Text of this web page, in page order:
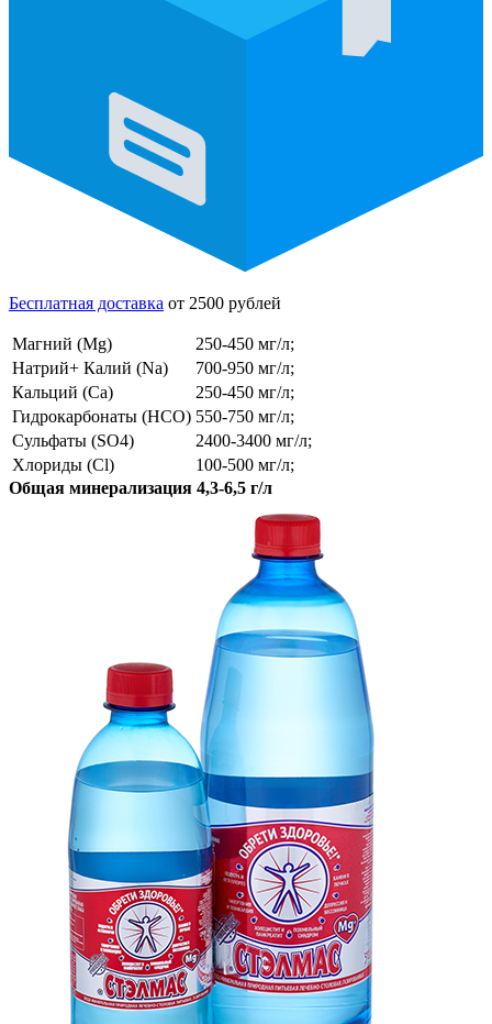
Бесплатная доставка от 2500 рублей
Магний (Mg)
250-450 мг/л;
Натрий+ Калий (Na)
700-950 мг/л;
Кальций (Ca)
250-450 мг/л;
Гидрокарбонаты (HCO) 550-750 мг/л;
Сульфаты (SO4)
2400-3400 мг/л;
Хлориды (Cl)
100-500 мг/л;
Общая минерализация 4,3-6,5 г/л